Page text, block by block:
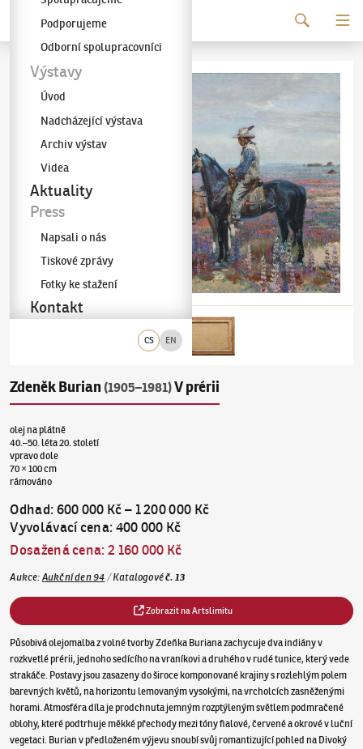
Galerie KODL
CS EN
Podporujeme
Odborní spolupracovníci
Výstavy
Úvod
Nadcházející výstava
Archiv výstav
Videa
Aktuality
Press
Napsali o nás
Tiskové zprávy
Fotky ke stažení
Kontakt
Zdeněk Burian (1905–1981)V prérii
olej na plátně
40.–50. léta 20. století
vpravo dole
70 × 100 cm
rámováno
Odhad:600 000 Kč– 1 200 000 Kč
Vyvolávací cena:400 000 Kč
Dosažená cena:2 160 000 Kč
Aukce: Aukční den 94 /Katalogovéč.13
Zobrazit na Artslimitu
Působivá olejomalba z volné tvorby Zdeňka Buriana zachycuje dva indiány v
rozkvetlé prérii, jednoho sedícího na vraníkovi a druhého v rudé tunice, který vede
strakáče. Postavy jsou zasazeny do široce komponované krajiny s rozlehlým polem
barevných květů, na horizontu lemovaným vysokými, na vrcholcích zasněženými
horami. Atmosféra díla je prodchnuta jemným rozptýleným světlem podmračené
oblohy, které podtrhuje měkké přechody mezi tóny fialové, červené a okrové v luční
vegetaci. Burian v předloženém výjevu snoubí svůj romantizující pohled na Divoký